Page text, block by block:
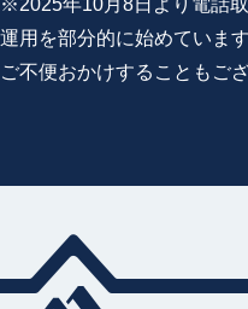
運用を部分的に始めています
ご不便おかけすることもご